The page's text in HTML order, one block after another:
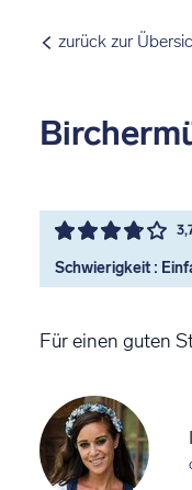
zurück zur
Schwierigkeit :
Für einen guten